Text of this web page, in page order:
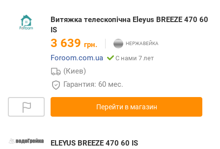
Витяжка телескопічна Eleyus BREEZE 470 60
IS
3 639 грн.
Foroom.com.ua
С нами 7 лет
(Киев)
Гарантия: 60 мес.
Перейти в магазин
ELEYUS BREEZE 470 60 IS